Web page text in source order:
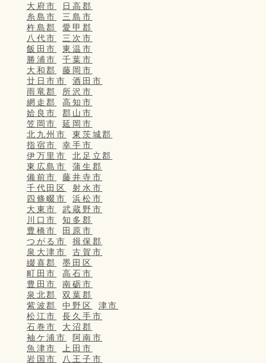
大府市
日高郡
糸島市
三島市
杵島郡
愛甲郡
八代市
三次市
飯田市
東温市
勝浦市
千葉市
大和郡
藤岡市
廿日市市
酒田市
雨竜郡
所沢市
網走郡
高知市
姶良市
郡山市
笠岡市
延岡市
北九州市
東茨城郡
指宿市
幸手市
伊万里市
北足立郡
東広島市
蒲生郡
備前市
藤井寺市
千代田区
射水市
四條畷市
浜松市
大東市
武蔵野市
川口市
知多郡
豊橋市
田原市
つがる市
揖保郡
泉大津市
古賀市
綴喜郡
墨田区
町田市
高石市
豊田市
南砺市
泉北郡
双葉郡
紫波郡
中野区
津市
松江市
長久手市
石巻市
大沼郡
袖ケ浦市
阿南市
魚津市
上田市
岩国市
八王子市